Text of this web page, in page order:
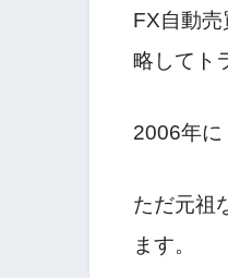
FX自動売
略してト
2006年に
ただ元祖
ます。